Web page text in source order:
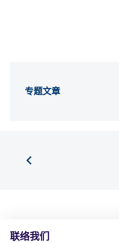
专题文章
联络我们